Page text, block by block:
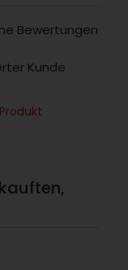
Bewertungen
Kunde